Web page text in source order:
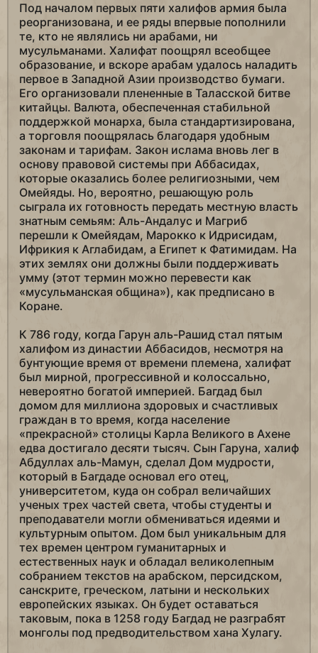
Под началом первых пяти халифов армия была
реорганизована, и ее ряды впервые пополнили
те, кто не являлись ни арабами, ни
мусульманами. Халифат поощрял всеобщее
образование, и вскоре арабам удалось наладить
первое в Западной Азии производство бумаги.
Его организовали плененные в Таласской битве
китайцы. Валюта, обеспеченная стабильной
поддержкой монарха, была стандартизирована,
а торговля поощрялась благодаря удобным
законам и тарифам. Закон ислама вновь лег в
основу правовой системы при Аббасидах,
которые оказались более религиозными, чем
Омейяды. Но, вероятно, решающую роль
сыграла их готовность передать местную власть
знатным семьям: Аль-Андалус и Магриб
перешли к Омейядам, Марокко к Идрисидам,
Ифрикия к Аглабидам, а Египет к Фатимидам. На
этих землях они должны были поддерживать
умму (этот термин можно перевести как
«мусульманская община»), как предписано в
Коране.
К 786 году, когда Гарун аль-Рашид стал пятым
халифом из династии Аббасидов, несмотря на
бунтующие время от времени племена, халифат
был мирной, прогрессивной и колоссально,
невероятно богатой империей. Багдад был
домом для миллиона здоровых и счастливых
граждан в то время, когда население
«прекрасной» столицы Карла Великого в Ахене
едва достигало десяти тысяч. Сын Гаруна, халиф
Абдуллах аль-Мамун, сделал Дом мудрости,
который в Багдаде основал его отец,
университетом, куда он собрал величайших
ученых трех частей света, чтобы студенты и
преподаватели могли обмениваться идеями и
культурным опытом. Дом был уникальным для
тех времен центром гуманитарных и
естественных наук и обладал великолепным
собранием текстов на арабском, персидском,
санскрите, греческом, латыни и нескольких
европейских языках. Он будет оставаться
таковым, пока в 1258 году Багдад не разграбят
монголы под предводительством хана Хулагу.